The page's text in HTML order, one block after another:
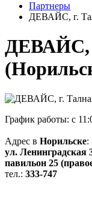
Партнеры
ДЕВАЙС, г.
ДЕВАЙС,
График работы: с
Адрес в Норильске:
ул.
павильон 25
тел.: 333-747